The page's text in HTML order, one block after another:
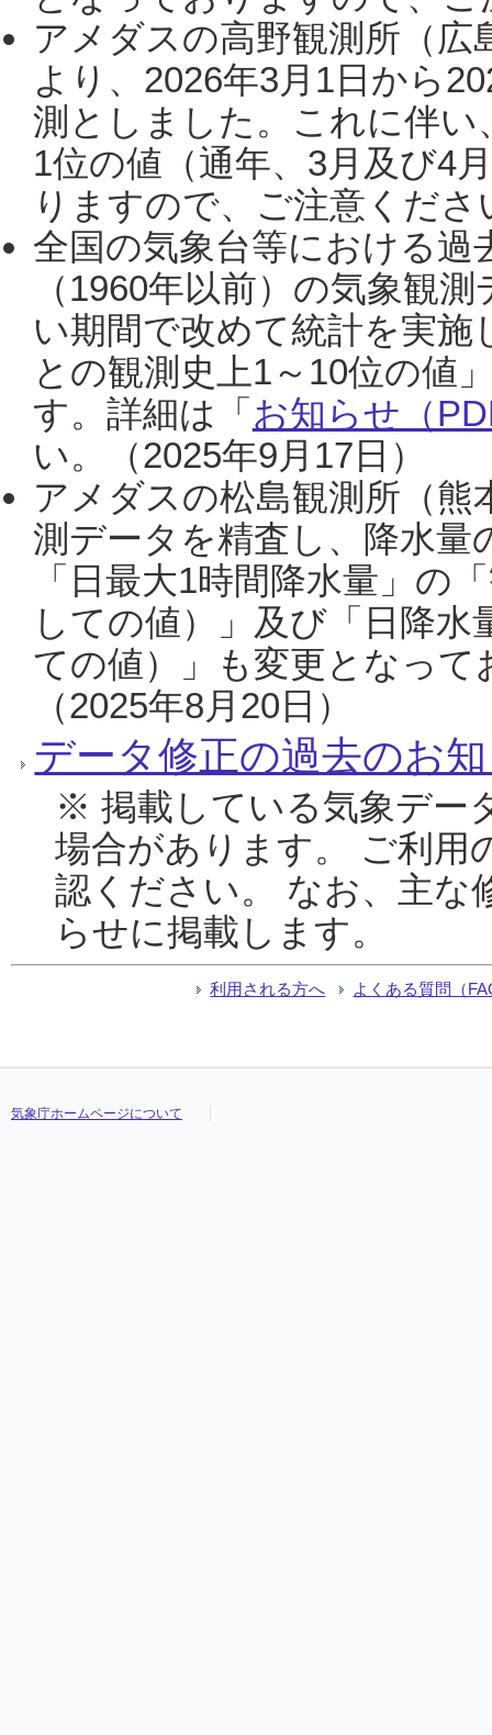
アメダスの高野観測所（
より、2026年3月1日から
測としました。これに伴い
1位の値（通年、3月及び4
りますので、ご注意くだ
全国の気象台等における過
（1960年以前）の気象観
い期間で改めて統計を実
との観測史上1～10位の値
す。詳細は「 お知らせ（
い。（2025年9月17日）
アメダスの松島観測所（熊
測データを精査し、降水
「日最大1時間降水量」の
しての値）」及び「日降
ての値）」も変更となっ
（2025年8月20日）
データ修正の過去のお
※ 掲載している気象デー
場合があります。 ご利用
認ください。 なお、主な
らせに掲載します。
利用される方へ よくある質問（
気象庁ホームページについて